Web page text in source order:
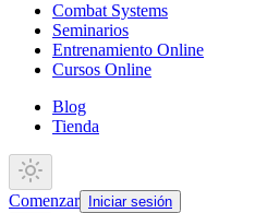
Combat Systems
Seminarios
Entrenamiento Online
Cursos Online
Blog
Tienda
Comenzar Iniciar sesión